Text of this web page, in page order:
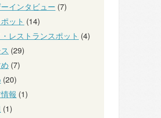
インタビュー (7)
ット (14)
レストランスポット (4)
(29)
(7)
(20)
報 (1)
(1)